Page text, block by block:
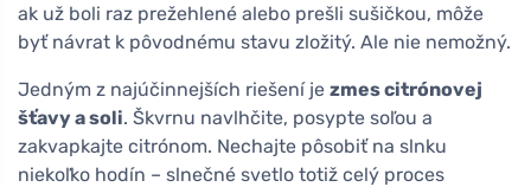
ak už boli raz prežehlené alebo prešli sušičkou, môže
byť návrat k pôvodnému stavu zložitý. Ale nie nemožný.
Jedným z najúčinnejších riešení je zmes citrónovej
šťavy a soli. Škvrnu navlhčite, posypte soľou a
zakvapkajte citrónom. Nechajte pôsobiť na slnku
niekoľko hodín – slnečné svetlo totiž celý proces